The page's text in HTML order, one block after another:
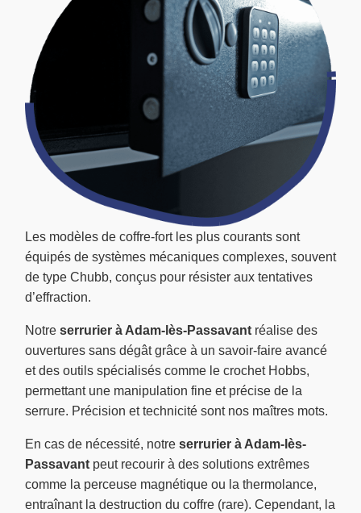
Les modèles de coffre-fort les plus courants sont
équipés de systèmes mécaniques complexes, souvent
de type Chubb, conçus pour résister aux tentatives
d’effraction.
Notre serrurier à Adam-lès-Passavant réalise des
ouvertures sans dégât grâce à un savoir-faire avancé
et des outils spécialisés comme le crochet Hobbs,
permettant une manipulation fine et précise de la
serrure. Précision et technicité sont nos maîtres mots.
En cas de nécessité, notre serrurier à Adam-lès-
Passavant peut recourir à des solutions extrêmes
comme la perceuse magnétique ou la thermolance,
entraînant la destruction du coffre (rare). Cependant, la